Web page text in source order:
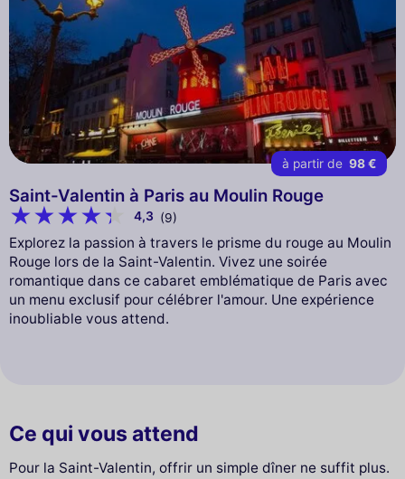
à partir de 98 €
Saint-Valentin à Paris au Moulin Rouge
4,3 (9)
Explorez la passion à travers le prisme du rouge au Moulin
Rouge lors de la Saint-Valentin. Vivez une soirée
romantique dans ce cabaret emblématique de Paris avec
un menu exclusif pour célébrer l'amour. Une expérience
inoubliable vous attend.
Ce qui vous attend
Pour la Saint-Valentin, offrir un simple dîner ne suffit plus.